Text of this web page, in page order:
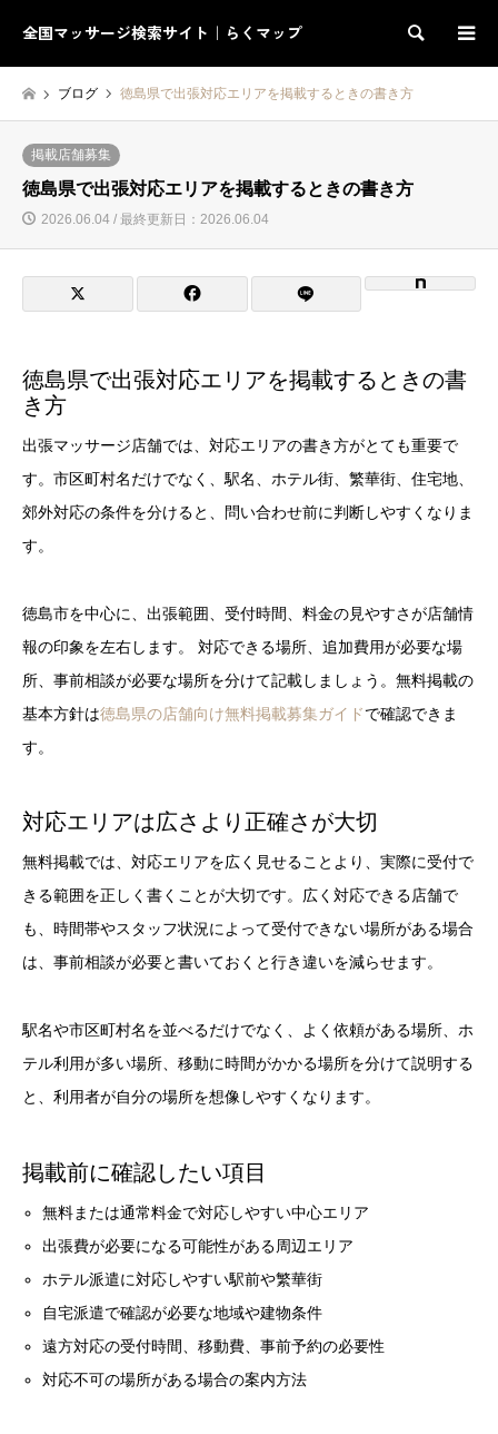
全国マッサージ検索サイト｜らくマップ 検索
ブログ 徳島県で出張対応エリアを掲載するときの書き方
掲載店舗募集
徳島県で出張対応エリアを掲載するときの書き方
2026.06.04 / 最終更新日：2026.06.04
徳島県で出張対応エリアを掲載するときの書
き方
出張マッサージ店舗では、対応エリアの書き方がとても重要で
す。市区町村名だけでなく、駅名、ホテル街、繁華街、住宅地、
郊外対応の条件を分けると、問い合わせ前に判断しやすくなりま
す。
徳島市を中心に、出張範囲、受付時間、料金の見やすさが店舗情
報の印象を左右します。 対応できる場所、追加費用が必要な場
所、事前相談が必要な場所を分けて記載しましょう。無料掲載の
基本方針は徳島県の店舗向け無料掲載募集ガイド で確認できま
す。
対応エリアは広さより正確さが大切
無料掲載では、対応エリアを広く見せることより、実際に受付で
きる範囲を正しく書くことが大切です。広く対応できる店舗で
も、時間帯やスタッフ状況によって受付できない場所がある場合
は、事前相談が必要と書いておくと行き違いを減らせます。
駅名や市区町村名を並べるだけでなく、よく依頼がある場所、ホ
テル利用が多い場所、移動に時間がかかる場所を分けて説明する
と、利用者が自分の場所を想像しやすくなります。
掲載前に確認したい項目
無料または通常料金で対応しやすい中心エリア
出張費が必要になる可能性がある周辺エリア
ホテル派遣に対応しやすい駅前や繁華街
自宅派遣で確認が必要な地域や建物条件
遠方対応の受付時間、移動費、事前予約の必要性
対応不可の場所がある場合の案内方法